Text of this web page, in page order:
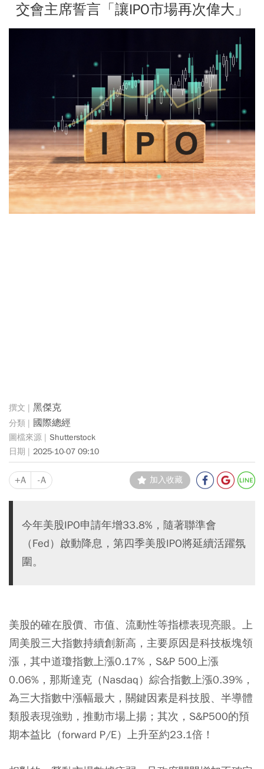
交會主席誓言「讓IPO市場再次偉大」
黑傑克
國際總經
Shutterstock
2025-10-07 09:10
+A -A 加入收藏
今年美股IPO申請年增33.8%，隨著聯準會
（Fed）啟動降息，第四季美股IPO將延續活躍氛
圍。
美股的確在股價、市值、流動性等指標表現亮眼。上
周美股三大指數持續創新高，主要原因是科技板塊領
漲，其中道瓊指數上漲0.17%，S&P 500上漲
0.06%，那斯達克（Nasdaq）綜合指數上漲0.39%，
為三大指數中漲幅最大，關鍵因素是科技股、半導體
類股表現強勁，推動市場上揚；其次，S&P500的預
期本益比（forward P/E）上升至約23.1倍！